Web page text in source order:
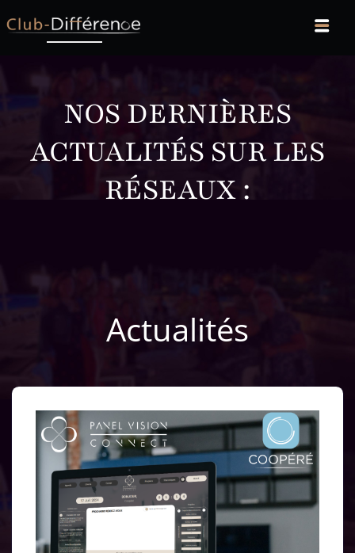
NOS DERNIÈRES
ACTUALITÉS SUR LES
RÉSEAUX :
Actualités